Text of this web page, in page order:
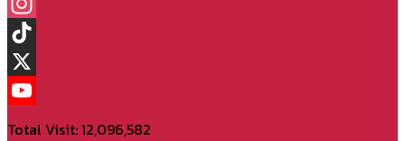
Instagram
TikTok
X
Total Visit: 12,096,582